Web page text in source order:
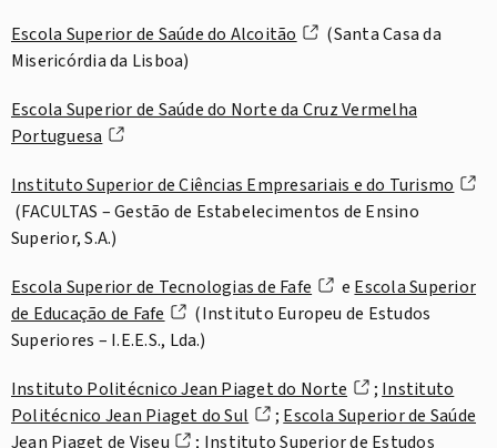
Escola Superior de Saúde do Alcoitão
(Santa Casa da
Misericórdia da Lisboa)
Escola Superior de Saúde do Norte da Cruz Vermelha
Portuguesa
Instituto Superior de Ciências Empresariais e do Turismo
(FACULTAS – Gestão de Estabelecimentos de Ensino
Superior, S.A.)
Escola Superior de Tecnologias de Fafe
e Escola Superior
de Educação de Fafe
(Instituto Europeu de Estudos
Superiores – I.E.E.S., Lda.)
Instituto Politécnico Jean Piaget do Norte
; Instituto
Politécnico Jean Piaget do Sul
; Escola Superior de Saúde
Jean Piaget de Viseu
; Instituto Superior de Estudos